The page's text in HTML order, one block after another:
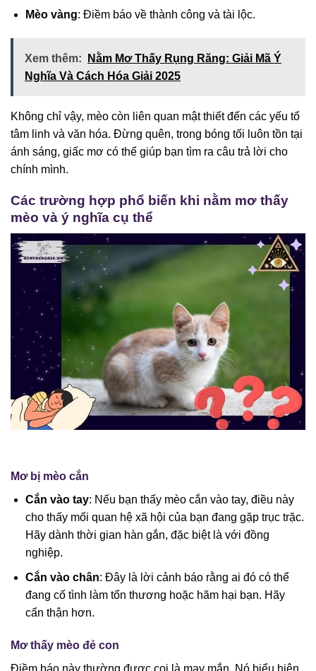
Mèo vàng: Điềm báo về thành công và tài lộc.
Xem thêm:
Nằm Mơ Thấy Rụng Răng: Giải Mã Ý
Nghĩa Và Cách Hóa Giải 2025
Không chỉ vậy, mèo còn liên quan mật thiết đến các yếu tố
tâm linh và văn hóa. Đừng quên, trong bóng tối luôn tồn tại
ánh sáng, giấc mơ có thể giúp bạn tìm ra câu trả lời cho
chính mình.
Các trường hợp phổ biến khi nằm mơ thấy
mèo và ý nghĩa cụ thể
Mơ bị mèo cắn
Cắn vào tay: Nếu bạn thấy mèo cắn vào tay, điều này
cho thấy mối quan hệ xã hội của bạn đang gặp trục trặc.
Hãy dành thời gian hàn gắn, đặc biệt là với đồng
nghiệp.
Cắn vào chân: Đây là lời cảnh báo rằng ai đó có thể
đang cố tình làm tổn thương hoặc hãm hại bạn. Hãy
cẩn thận hơn.
Mơ thấy mèo đẻ con
Điềm báo này thường được coi là may mắn. Nó biểu hiện